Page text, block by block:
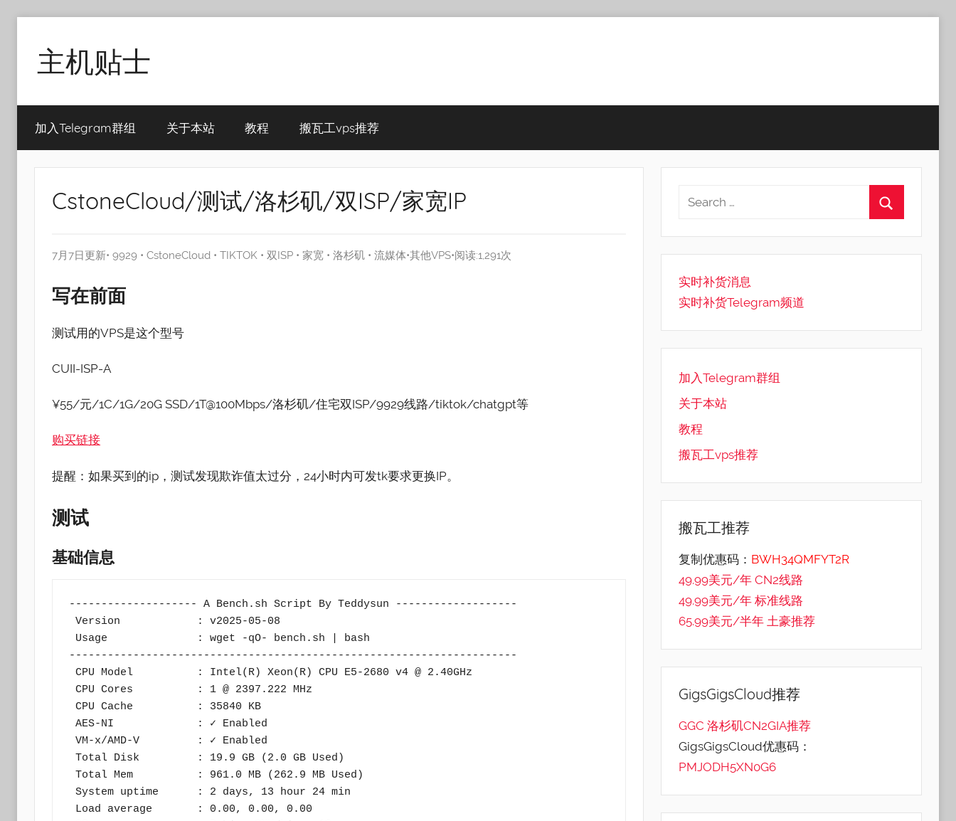
content
主机贴士
瓦
工|BandwagonHost
加入Telegram群组 关于本站 教程 搬瓦工vps推荐
CstoneCloud/测试/洛杉矶/双ISP/家宽IP
7月7日更新• 9929 • CstoneCloud • TIKTOK • 双ISP • 家宽 • 洛杉矶 • 流媒体•其他VPS•阅读:1,291次
写在前面
测试用的VPS是这个型号
CUII-ISP-A
¥55/元/1C/1G/20G SSD/1T@100Mbps/洛杉矶/住宅双ISP/9929线路/tiktok/chatgpt等
购买链接
提醒：如果买到的ip，测试发现欺诈值太过分，24小时内可发tk要求更换IP。
测试
基础信息
-------------------- A Bench.sh Script By Teddysun -------------------
----------------------------------------------------------------------
实时补货消息
实时补货Telegram频道
加入Telegram群组
关于本站
教程
搬瓦工vps推荐
搬瓦工推荐
复制优惠码： BWH34QMFYT2R
49.99美元/年 CN2线路
49.99美元/年 标准线路
65.99美元/半年 土豪推荐
GigsGigsCloud推荐
GGC 洛杉矶CN2GIA推荐
GigsGigsCloud优惠码：
PMJODH5XN0G6